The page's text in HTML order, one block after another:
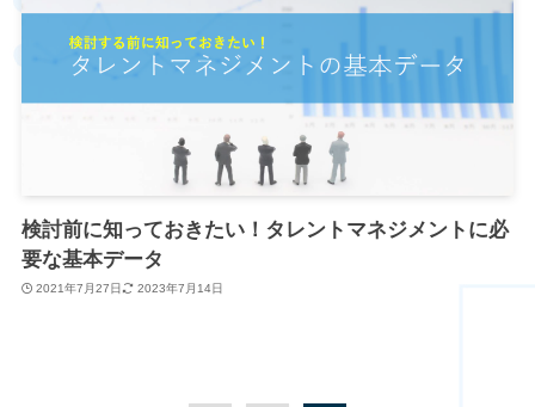
検討前に知っておきたい！タレントマネジメントに必
要な基本データ
2021年7月27日 2023年7月14日